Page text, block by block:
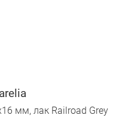
мм, лак Railroad Grey